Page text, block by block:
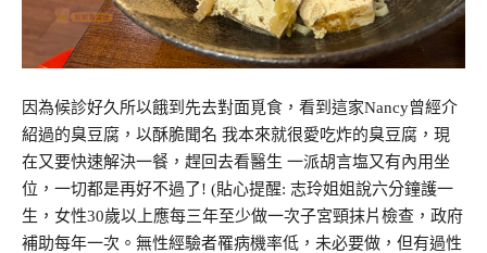
因為候診好久所以餓到先去對面覓食，看到這家Nancy曾經介
紹過的臭豆腐，以酥脆聞名 我本來就很愛吃炸的臭豆腐，現
在又要快速解決一餐，趕回去看醫生 一派胡言塩又有內用坐
位，一切都是再好不過了! (貼心提醒: 志玲姐姐說六分鐘護一
生，女性30歲以上應每三年至少做一次子宮頸抹片檢查，政府
補助每年一次。無性經驗者罹病機率低，未必要做，但有過性